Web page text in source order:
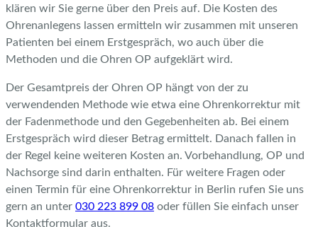
klären wir Sie gerne über den Preis auf. Die Kosten des
Ohrenanlegens lassen ermitteln wir zusammen mit unseren
Patienten bei einem Erstgespräch, wo auch über die
Methoden und die Ohren OP aufgeklärt wird.
Der Gesamtpreis der Ohren OP hängt von der zu
verwendenden Methode wie etwa eine Ohrenkorrektur mit
der Fadenmethode und den Gegebenheiten ab. Bei einem
Erstgespräch wird dieser Betrag ermittelt. Danach fallen in
der Regel keine weiteren Kosten an. Vorbehandlung, OP und
Nachsorge sind darin enthalten. Für weitere Fragen oder
einen Termin für eine Ohrenkorrektur in Berlin rufen Sie uns
gern an unter 030 223 899 08 oder füllen Sie einfach unser
Kontaktformular aus.